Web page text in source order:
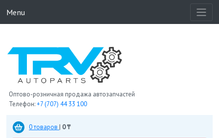
Menu
Оптово-розничная продажа автозапчастей
Телефон:+7 (707) 44 33 100
0 товаров | 0 ₸